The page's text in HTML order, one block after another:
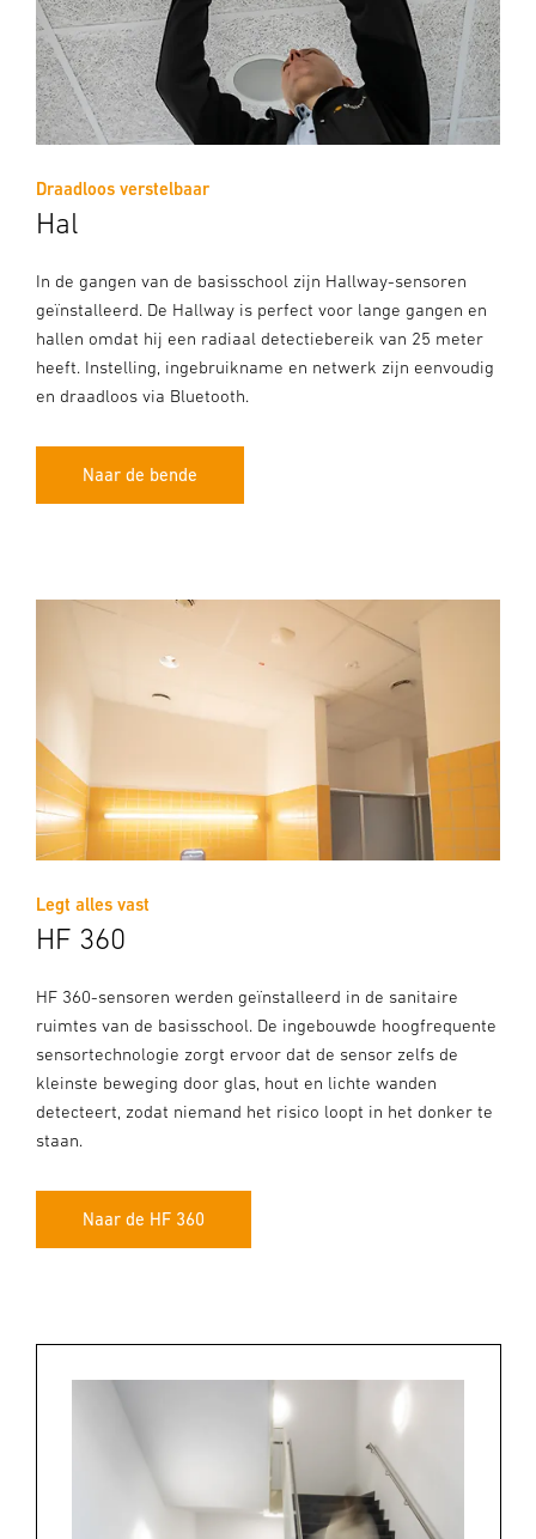
Draadloos verstelbaar
Hal
In de gangen van de basisschool zijn Hallway-sensoren
geïnstalleerd. De Hallway is perfect voor lange gangen en
hallen omdat hij een radiaal detectiebereik van 25 meter
heeft. Instelling, ingebruikname en netwerk zijn eenvoudig
en draadloos via Bluetooth.
Naar de bende
Legt alles vast
HF 360
HF 360-sensoren werden geïnstalleerd in de sanitaire
ruimtes van de basisschool. De ingebouwde hoogfrequente
sensortechnologie zorgt ervoor dat de sensor zelfs de
kleinste beweging door glas, hout en lichte wanden
detecteert, zodat niemand het risico loopt in het donker te
staan.
Naar de HF 360